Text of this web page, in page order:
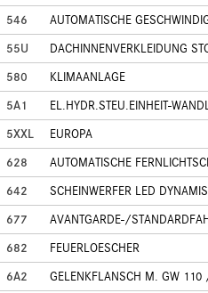
546
AUTOMATISCHE
55U
DACHINNENVERKLEIDUNG
580
KLIMAANLAGE
5A1
EL.HYDR.STEU.EINHEIT-
5XXL
EUROPA
628
AUTOMATISCHE
642
SCHEINWERFER LED
677
AVANTGARDE-/
682
FEUERLOESCHER
6A2
GELENKFLANSCH M. GW